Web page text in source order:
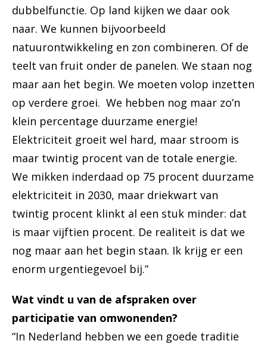
dubbelfunctie. Op land kijken we daar ook
naar. We kunnen bijvoorbeeld
natuurontwikkeling en zon combineren. Of de
teelt van fruit onder de panelen. We staan nog
maar aan het begin. We moeten volop inzetten
op verdere groei. We hebben nog maar zo’n
klein percentage duurzame energie!
Elektriciteit groeit wel hard, maar stroom is
maar twintig procent van de totale energie.
We mikken inderdaad op 75 procent duurzame
elektriciteit in 2030, maar driekwart van
twintig procent klinkt al een stuk minder: dat
is maar vijftien procent. De realiteit is dat we
nog maar aan het begin staan. Ik krijg er een
enorm urgentiegevoel bij.”
Wat vindt u van de afspraken over
participatie van omwonenden?
“In Nederland hebben we een goede traditie